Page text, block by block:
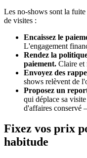
Les no-shows sont la
de visites :
Encaissez le
L'engagement
Rendez la
paiement. Claire et
Envoyez des
shows relèvent de
Proposez un
qui déplace sa
d'affaires conservé
Fixez vos prix
habitude